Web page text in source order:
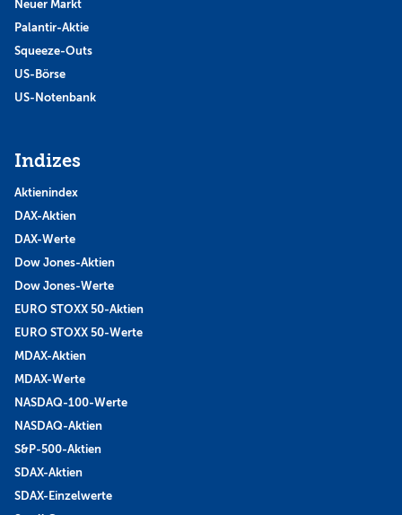
Neuer Markt
Palantir-Aktie
Squeeze-Outs
US-Börse
US-Notenbank
Indizes
Aktienindex
DAX-Aktien
DAX-Werte
Dow Jones-Aktien
Dow Jones-Werte
EURO STOXX 50-Aktien
EURO STOXX 50-Werte
MDAX-Aktien
MDAX-Werte
NASDAQ-100-Werte
NASDAQ-Aktien
S&P-500-Aktien
SDAX-Aktien
SDAX-Einzelwerte